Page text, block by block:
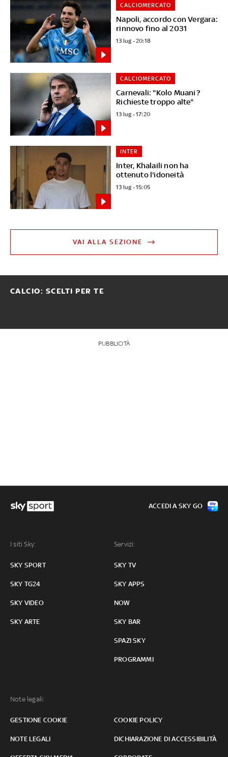
Napoli, accordo con Vergara:
rinnovo fino al 2031
CALCIOMERCATO
13 lug - 20:18
Carnevali: "Kolo Muani?
Richieste troppo alte"
CALCIOMERCATO
13 lug - 17:20
Inter, Khalaili non ha
ottenuto l'idoneità
INTER
13 lug - 15:05
VAI ALLA SEZIONE
CALCIO: SCELTI PER TE
PUBBLICITÀ
I siti Sky:
SKY SPORT
SKY TG24
SKY VIDEO
SKY ARTE
Servizi:
SKY TV
SKY APPS
NOW
SKY BAR
SPAZI SKY
PROGRAMMI
Note legali:
GESTIONE COOKIE COOKIE POLICY
NOTE LEGALI DICHIARAZIONE DI ACCESSIBILITÀ
ACCEDI A SKY GO